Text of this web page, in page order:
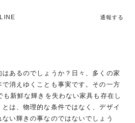
LINE 通報する
あるのでしょうか？日々、多くの家
消えゆくことも事実です。その一方
新鮮な輝きを失わない家具も存在し
は、物理的な条件ではなく、デザイ
い輝きの事なのではないでしょう